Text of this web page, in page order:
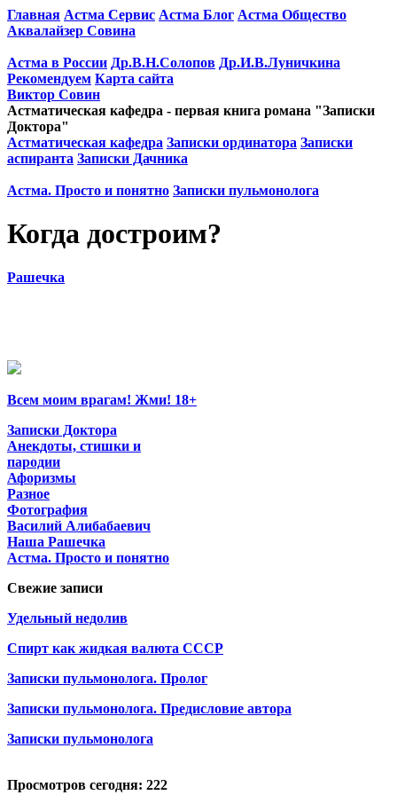
Главная Астма Сервис Астма Блог Астма Общество
Аквалайзер Совина
Астма в России Др.В.Н.Солопов Др.И.В.Луничкина
Рекомендуем Карта сайта
Виктор Совин
Астматическая кафедра - первая книга романа "Записки
Доктора"
Астматическая кафедра Записки ординатора Записки
аспиранта Записки Дачника
Астма. Просто и понятно Записки пульмонолога
Когда достроим?
Рашечка
Всем моим врагам! Жми! 18+
Записки Доктора
Анекдоты, стишки и
пародии
Афоризмы
Разное
Фотография
Василий Алибабаевич
Наша Рашечка
Астма. Просто и понятно
Свежие записи
Удельный недолив
Спирт как жидкая валюта СССР
Записки пульмонолога. Пролог
Записки пульмонолога. Предисловие автора
Записки пульмонолога
Просмотров сегодня: 222